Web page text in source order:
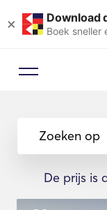
× Download
Boek sneller
Zoeken op
De prijs is